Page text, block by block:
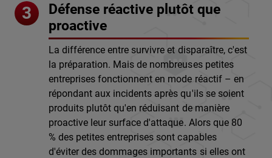
Défense réactive plutôt que
proactive
La différence entre survivre et disparaître, c'est
la préparation. Mais de nombreuses petites
entreprises fonctionnent en mode réactif – en
répondant aux incidents après qu'ils se soient
produits plutôt qu'en réduisant de manière
proactive leur surface d'attaque. Alors que 80
% des petites entreprises sont capables
d'éviter des dommages importants si elles ont